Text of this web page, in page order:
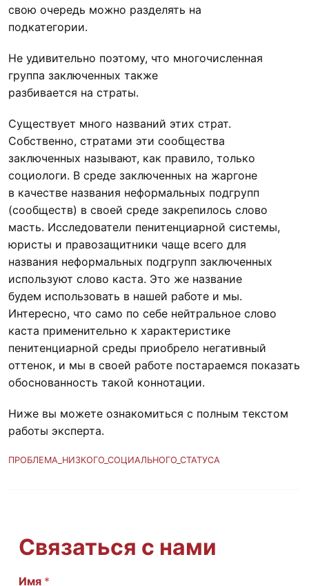
свою очередь можно разделять на
подкатегории.
Не удивительно поэтому, что многочисленная
группа заключенных также
разбивается на страты.
Существует много названий этих страт.
Собственно, стратами эти сообщества
заключенных называют, как правило, только
социологи. В среде заключенных на жаргоне
в качестве названия неформальных подгрупп
(сообществ) в своей среде закрепилось слово
масть. Исследователи пенитенциарной системы,
юристы и правозащитники чаще всего для
названия неформальных подгрупп заключенных
используют слово каста. Это же название
будем использовать в нашей работе и мы.
Интересно, что само по себе нейтральное слово
каста применительно к характеристике
пенитенциарной среды приобрело негативный
оттенок, и мы в своей работе постараемся показать
обоснованность такой коннотации.
Ниже вы можете ознакомиться с полным текстом
работы эксперта.
ПРОБЛЕМА_НИЗКОГО_СОЦИАЛЬНОГО_СТАТУСА
Связаться с нами
Имя *
И